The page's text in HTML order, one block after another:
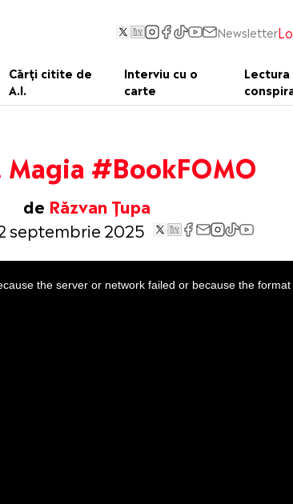
Newsletter
Cărți citite de
A.I.
Interviu cu o
carte
Lectura
#BookFOMO
de Răzvan Țupa
septembrie 2025
the server or network failed or because the format